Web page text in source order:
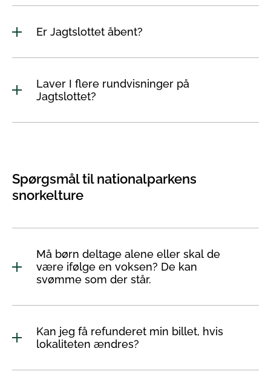
Er Jagtslottet åbent?
Laver I flere rundvisninger på
Jagtslottet?
Spørgsmål til nationalparkens
snorkelture
Må børn deltage alene eller skal de
være ifølge en voksen? De kan
svømme som der står.
Kan jeg få refunderet min billet, hvis
lokaliteten ændres?